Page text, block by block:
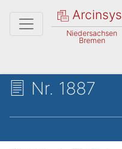
Arcinsys
Niedersachsen
Bremen
Nr. 1887